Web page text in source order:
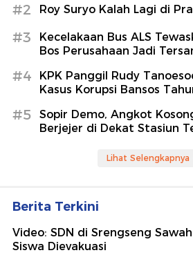
#2 Roy Suryo Kalah Lagi di
#3
Kecelakaan Bus ALS
Bos Perusahaan Jadi
#4
KPK Panggil Rudy
Kasus Korupsi Bansos
#5
Sopir Demo, Angkot
Berjejer di Dekat Stasiun
Lihat Selengkapnya
Berita Terkini
Video: SDN di Srengseng
Siswa Dievakuasi